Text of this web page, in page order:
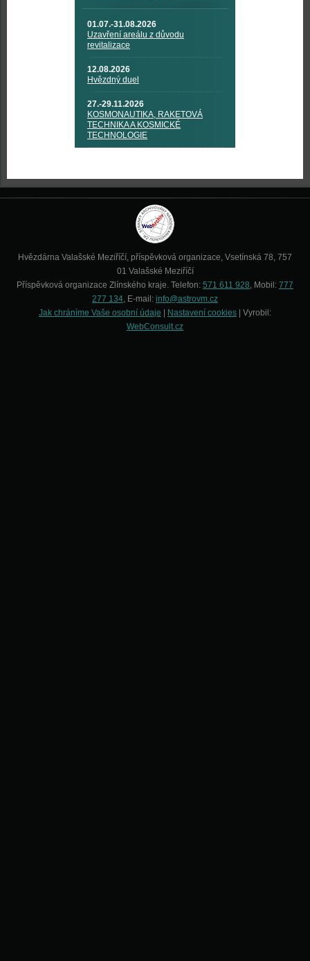
01.07.-31.08.2026
Uzavření areálu z důvodu
revitalizace
12.08.2026
Hvězdný duel
27.-29.11.2026
KOSMONAUTIKA, RAKETOVÁ
TECHNIKA A KOSMICKÉ
TECHNOLOGIE
Hvězdárna Valašské Meziříčí, příspěvková organizace, Vsetínská 78, 757
01 Valašské Meziříčí
Příspěvková organizace Zlínského kraje. Telefon: 571 611 928, Mobil: 777
277 134, E-mail: info@astrovm.cz
Jak chráníme Vaše osobní údaje
Nastavení cookies | Vyrobil:
WebConsult.cz